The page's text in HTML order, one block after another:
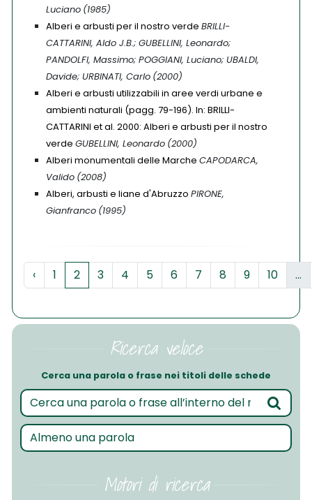
Ricerca veloce
Cerca una parola o frase nei titoli delle schede
Motori di ricerca
Luciano (1985)
Alberi e arbusti per il nostro verde BRILLI-
CATTARINI, Aldo J.B.; GUBELLINI, Leonardo;
PANDOLFI, Massimo; POGGIANI, Luciano; UBALDI,
Davide; URBINATI, Carlo (2000)
Alberi e arbusti utilizzabili in aree verdi urbane e
ambienti naturali (pagg. 79-196). In: BRILLI-
CATTARINI et al. 2000: Alberi e arbusti per il nostro
verde GUBELLINI, Leonardo (2000)
Alberi monumentali delle Marche CAPODARCA,
Valido (2008)
Alberi, arbusti e liane d'Abruzzo PIRONE,
Gianfranco (1995)
‹ 1 2 3 4 5 6 7 8 9 10 ...